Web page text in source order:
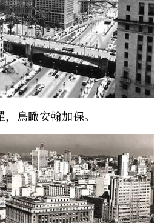
鳥瞰安翰加保。